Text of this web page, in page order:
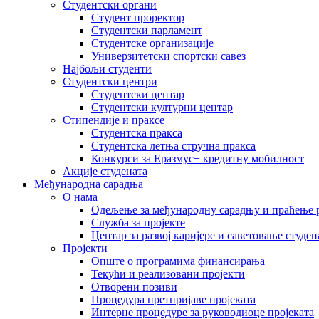
Студентски органи
Студент проректор
Студентски парламент
Студентске организације
Универзитетски спортски савез
Најбољи студенти
Студентски центри
Студентски центар
Студентски културни центар
Стипендије и праксе
Студентска пракса
Студентска летња стручна пракса
Конкурси за Еразмус+ кредитну мобилност
Акције студената
Међународна сарадња
О нама
Одељење за међународну сарадњу и праћење
Служба за пројекте
Центар за развој каријере и саветовање
Пројекти
Опште о програмима финансирања
Текући и реализовани пројекти
Отворени позиви
Процедура претпријаве пројеката
Интерне процедуре за руководиоце пројеката